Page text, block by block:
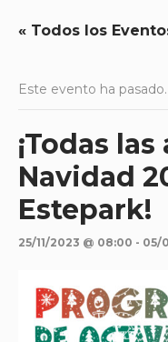
« Todos los
Este evento ha pasado.
¡Todas
Navidad
Estepark!
25/11/2023 @ 08:00 - 05/